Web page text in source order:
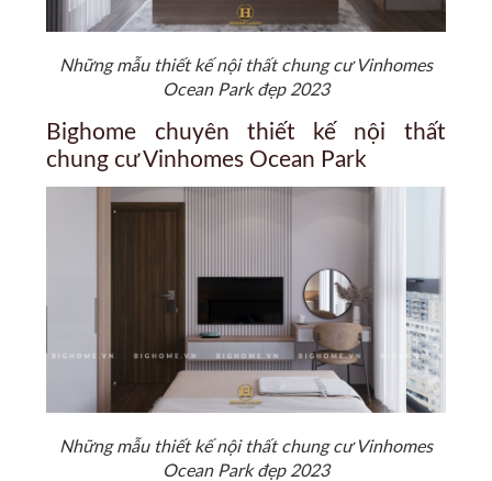
Những mẫu thiết kế nội thất chung cư Vinhomes
Ocean Park đẹp 2023
Bighome chuyên thiết kế nội thất
chung cư Vinhomes Ocean Park
Những mẫu thiết kế nội thất chung cư Vinhomes
Ocean Park đẹp 2023